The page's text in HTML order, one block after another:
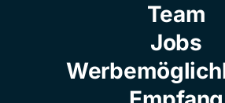
Team
Jobs